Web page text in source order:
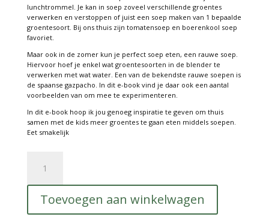
lunchtrommel. Je kan in soep zoveel verschillende groentes
verwerken en verstoppen of juist een soep maken van 1 bepaalde
groentesoort. Bij ons thuis zijn tomatensoep en boerenkool soep
favoriet.
Maar ook in de zomer kun je perfect soep eten, een rauwe soep.
Hiervoor hoef je enkel wat groentesoorten in de blender te
verwerken met wat water. Een van de bekendste rauwe soepen is
de spaanse gazpacho. In dit e-book vind je daar ook een aantal
voorbeelden van om mee te experimenteren.
In dit e-book hoop ik jou genoeg inspiratie te geven om thuis
samen met de kids meer groentes te gaan eten middels soepen.
Eet smakelijk
book:
soepen
perfect
extra
Toevoegen aan winkelwagen